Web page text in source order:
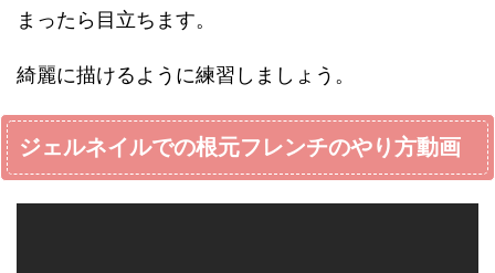
まったら目立ちます。
綺麗に描けるように練習しましょう。
ジェルネイルでの根元フレンチのやり方動画